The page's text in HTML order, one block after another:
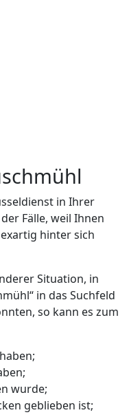
in Ihrer
Fälle, weil Ihnen
hinter sich
Situation, in
in das Suchfeld
so kann es zum
wurde;
geblieben ist;